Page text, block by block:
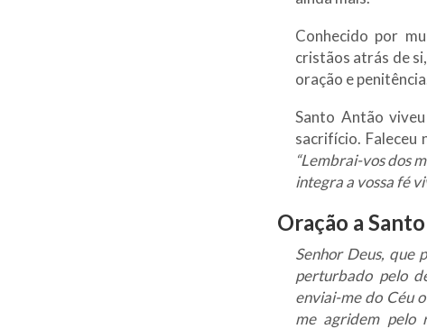
Conhecido por
cristãos atrás de
oração e
Santo Antão
sacrifício. Faleceu
“Lembrai-vos dos
integra a vossa fé
Oração a
Senhor Deus, que
perturbado pelo
enviai-me do Céu
me agridem pelo